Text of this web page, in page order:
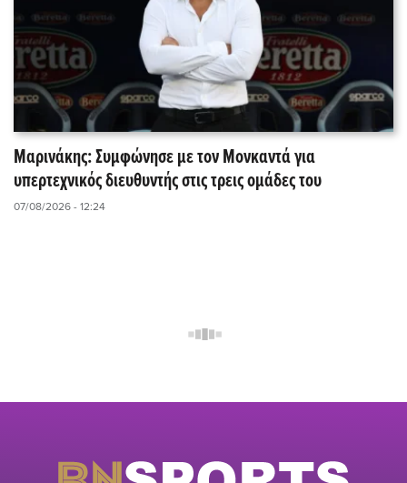
Μαρινάκης: Συμφώνησε με τον Μονκαντά για
υπερτεχνικός διευθυντής στις τρεις ομάδες του
07/08/2026 - 12:24